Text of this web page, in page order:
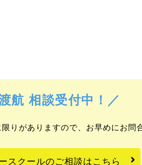
航 相談受付中！／
りがありますので、お早めにお問
スクールのご相談はこちら